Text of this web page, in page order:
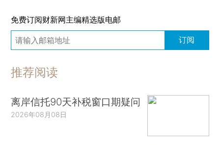
免费订阅财新网主编精选版电邮
订阅
推荐阅读
离岸信托90天补税窗口期疑问
2026年08月08日